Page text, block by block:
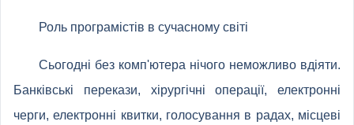
Роль програмістів в сучасному світі
Сьогодні без комп'ютера нічого неможливо вдіяти.
Банківські перекази, хірургічні операції, електронні
черги, електронні квитки, голосування в радах, місцеві